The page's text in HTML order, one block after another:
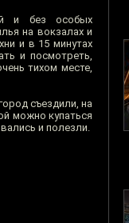
и без особых
на вокзалах и
и в 15 минутах
и посмотреть,
тихом месте,
съездили, на
можно купаться
и полезли.